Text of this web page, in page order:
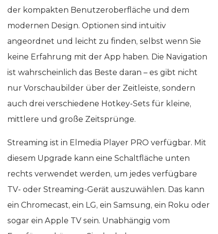
der kompakten Benutzeroberfläche und dem
modernen Design. Optionen sind intuitiv
angeordnet und leicht zu finden, selbst wenn Sie
keine Erfahrung mit der App haben. Die Navigation
ist wahrscheinlich das Beste daran – es gibt nicht
nur Vorschaubilder über der Zeitleiste, sondern
auch drei verschiedene Hotkey-Sets für kleine,
mittlere und große Zeitsprünge.
Streaming ist in Elmedia Player PRO verfügbar. Mit
diesem Upgrade kann eine Schaltfläche unten
rechts verwendet werden, um jedes verfügbare
TV- oder Streaming-Gerät auszuwählen. Das kann
ein Chromecast, ein LG, ein Samsung, ein Roku oder
sogar ein Apple TV sein. Unabhängig vom